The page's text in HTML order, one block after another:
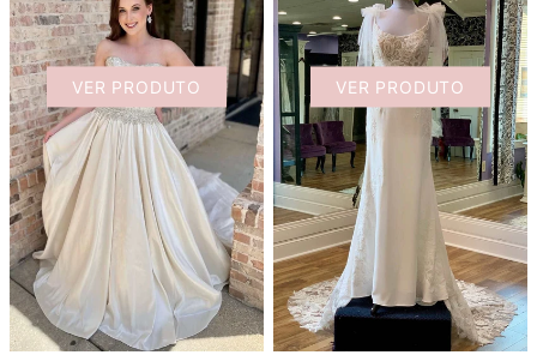
VER PRODUTO VER PRODUTO